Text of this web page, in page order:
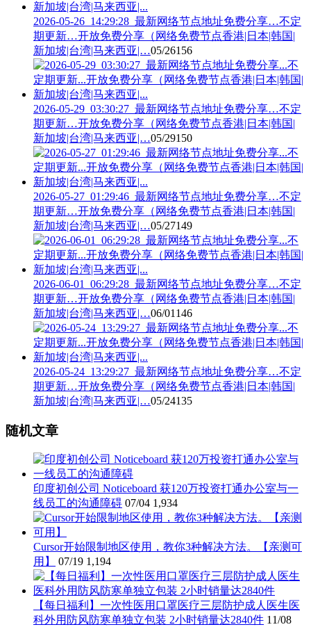
2026-05-26_14:29:28_最新网络节点地址免费分享…不定
期更新…开放免费分享（网络免费节点香港|日本|韩国|
新加坡|台湾|马来西亚|…05/26156
2026-05-29_03:30:27_最新网络节点地址免费分享…不定
期更新…开放免费分享（网络免费节点香港|日本|韩国|
新加坡|台湾|马来西亚|…05/29150
2026-05-27_01:29:46_最新网络节点地址免费分享…不定
期更新…开放免费分享（网络免费节点香港|日本|韩国|
新加坡|台湾|马来西亚|…05/27149
2026-06-01_06:29:28_最新网络节点地址免费分享…不定
期更新…开放免费分享（网络免费节点香港|日本|韩国|
新加坡|台湾|马来西亚|…06/01 146
2026-05-24_13:29:27_最新网络节点地址免费分享…不定
期更新…开放免费分享（网络免费节点香港|日本|韩国|
新加坡|台湾|马来西亚|…05/24135
随机文章
印度初创公司 Noticeboard 获120万投资打通办公室与一
线员工的沟通障碍 07/04 1,934
Cursor开始限制地区使用，教你3种解决方法。【亲测可
用】
07/19 1,194
【每日福利】一次性医用口罩医疗三层防护成人医生医
科外用防风防寒单独立包装 2小时销量达2840件 11/08